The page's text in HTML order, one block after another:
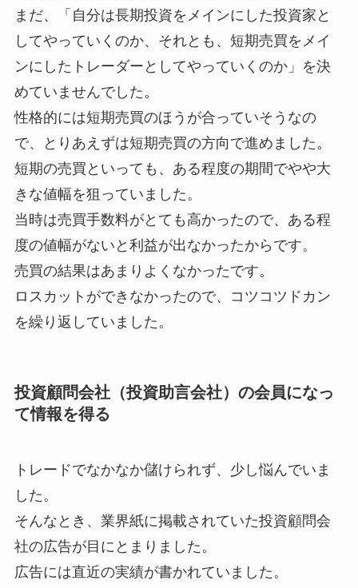
まだ、「自分は長期投資をメインにした投資家と
してやっていくのか、それとも、短期売買をメイ
ンにしたトレーダーとしてやっていくのか」を決
めていませんでした。
性格的には短期売買のほうが合っていそうなの
で、とりあえずは短期売買の方向で進めました。
短期の売買といっても、ある程度の期間でやや大
きな値幅を狙っていました。
当時は売買手数料がとても高かったので、ある程
度の値幅がないと利益が出なかったからです。
売買の結果はあまりよくなかったです。
ロスカットができなかったので、コツコツドカン
を繰り返していました。
投資顧問会社（投資助言会社）の会員になっ
て情報を得る
トレードでなかなか儲けられず、少し悩んでいま
した。
そんなとき、業界紙に掲載されていた投資顧問会
社の広告が目にとまりました。
広告には直近の実績が書かれていました。